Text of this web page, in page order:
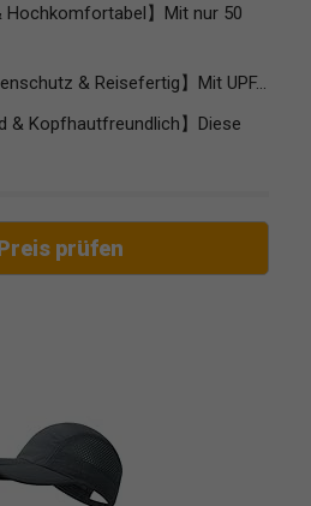
Hochkomfortabel】Mit nur 50
& Reisefertig】Mit UPF...
& Kopfhautfreundlich】Diese
prüfen